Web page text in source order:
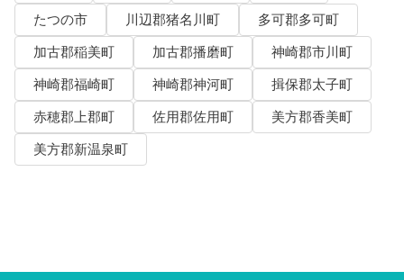
たつの市
川辺郡猪名川町
多可郡多可町
加古郡稲美町
加古郡播磨町
神崎郡市川町
神崎郡福崎町
神崎郡神河町
揖保郡太子町
赤穂郡上郡町
佐用郡佐用町
美方郡香美町
美方郡新温泉町